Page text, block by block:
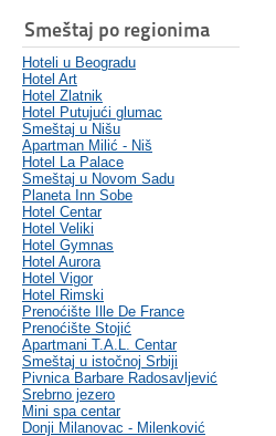
Smeštaj po regionima
Hoteli u Beogradu
Hotel Art
Hotel Zlatnik
Hotel Putujući glumac
Smeštaj u Nišu
Apartman Milić - Niš
Hotel La Palace
Smeštaj u Novom Sadu
Planeta Inn Sobe
Hotel Centar
Hotel Veliki
Hotel Gymnas
Hotel Aurora
Hotel Vigor
Hotel Rimski
Prenoćište Ille De France
Prenoćište Stojić
Apartmani T.A.L. Centar
Smeštaj u istočnoj Srbiji
Pivnica Barbare Radosavljević
Srebrno jezero
Mini spa centar
Donji Milanovac - Milenković